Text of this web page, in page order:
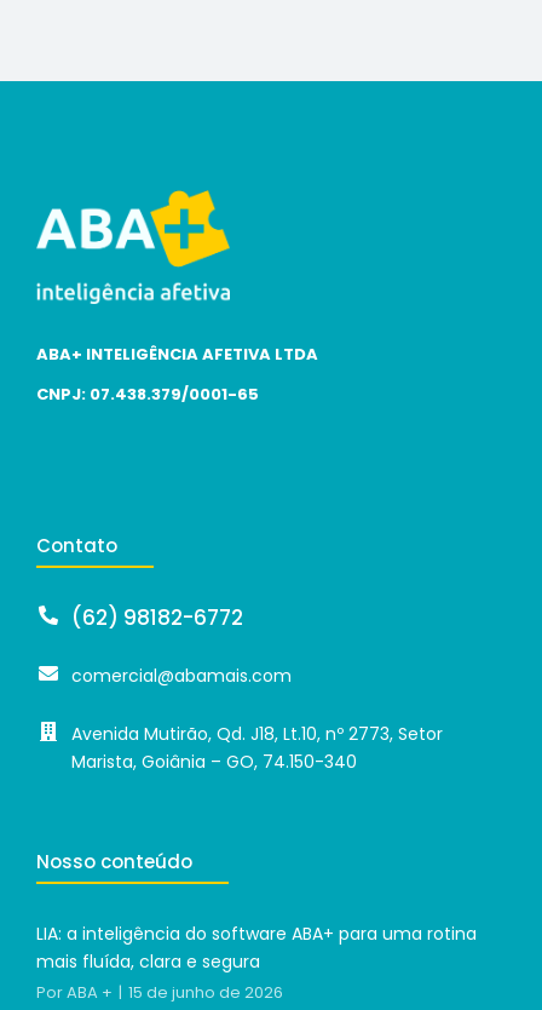
ABA+ INTELIGÊNCIA AFETIVA LTDA
CNPJ: 07.438.379/0001-65
Contato
(62) 98182-6772
comercial@abamais.com
Avenida Mutirão, Qd. J18, Lt.10, nº 2773, Setor
Marista, Goiânia – GO, 74.150-340
Nosso conteúdo
LIA: a inteligência do software ABA+ para uma rotina
mais fluída, clara e segura
PorABA + 15 de junho de 2026